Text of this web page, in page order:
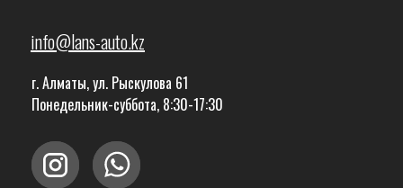
info@lans-auto.kz
г. Алматы, ул. Рыскулова 61
Понедельник-суббота, 8:30-17:30